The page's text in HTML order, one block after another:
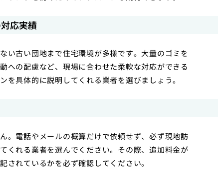
応実績
い古い団地まで住宅環境が多様です。大量のゴミを
への配慮など、現場に合わせた柔軟な対応ができる
具体的に説明してくれる業者を選びましょう。
。電話やメールの概算だけで依頼せず、必ず現地訪
くれる業者を選んでください。その際、追加料金が
れているかを必ず確認してください。